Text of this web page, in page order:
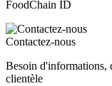
FoodChain ID
Contactez-nous
Besoin d'informations,
clientèle